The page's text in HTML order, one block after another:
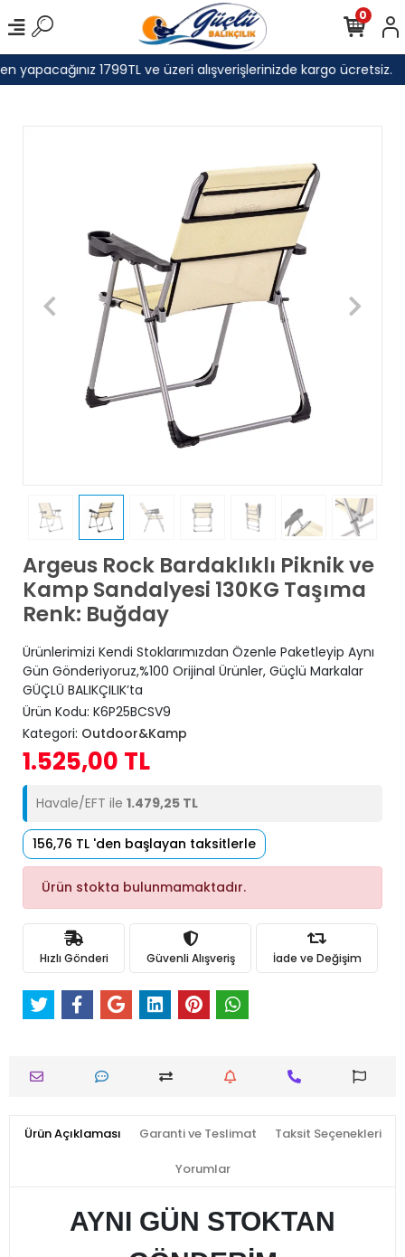
yapacağınız 1799TL ve üzeri alışverişlerinizde kargo ücretsiz.
0
Argeus Rock Bardaklıklı Piknik ve
Kamp Sandalyesi 130KG Taşıma
Renk: Buğday
Ürünlerimizi Kendi Stoklarımızdan Özenle Paketleyip Aynı
Gün Gönderiyoruz,%100 Orijinal Ürünler, Güçlü Markalar
GÜÇLÜ BALIKÇILIK’ta
Ürün Kodu: K6P25BCSV9
Kategori: Outdoor&Kamp
1.525,00 TL
Havale/EFT ile 1.479,25 TL
156,76 TL 'den başlayan taksitlerle
Ürün stokta bulunmamaktadır.
Hızlı Gönderi Güvenli Alışveriş İade ve Değişim
Ürün Açıklaması Garanti ve Teslimat Taksit Seçenekleri
Yorumlar
AYNI GÜN STOKTAN